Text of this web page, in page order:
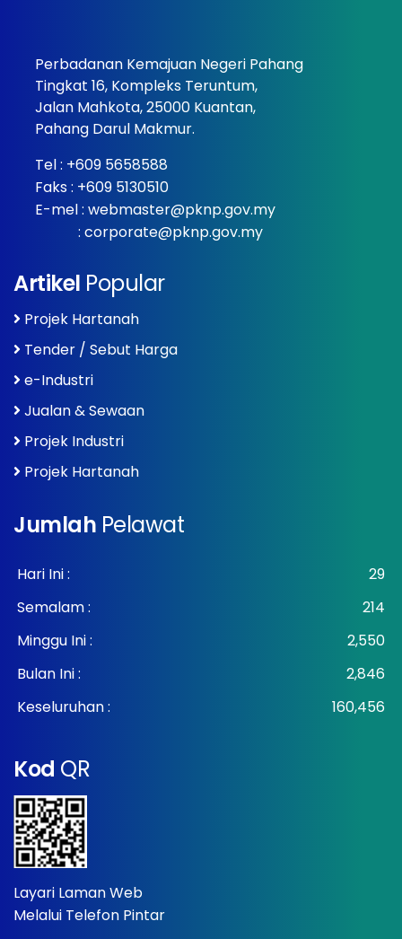
Perbadanan Kemajuan Negeri Pahang
Tingkat 16, Kompleks Teruntum,
Jalan Mahkota, 25000 Kuantan,
Pahang Darul Makmur.
Tel : +609 5658588
Faks : +609 5130510
E-mel : webmaster@pknp.gov.my
: corporate@pknp.gov.my
Artikel Popular
Projek Hartanah
Tender / Sebut Harga
e-Industri
Jualan & Sewaan
Projek Industri
Projek Hartanah
Jumlah Pelawat
Hari Ini :
29
Semalam :
214
Minggu Ini :
2,550
Bulan Ini :
2,846
Keseluruhan :
160,456
Kod QR
Layari Laman Web
Melalui Telefon Pintar